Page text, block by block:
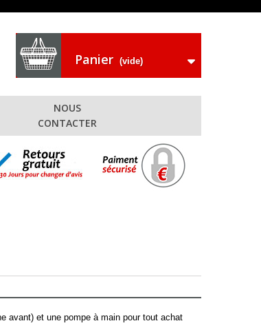
Panier (vide)
NOUS
CONTACTER
avant) et une pompe à main pour tout achat